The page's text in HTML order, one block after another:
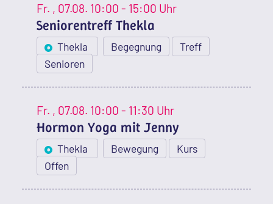
Fr. , 07.08. 10:00 - 15:00 Uhr
Seniorentreff Thekla
Thekla Begegnung
Treff
Senioren
Fr. , 07.08. 10:00 - 11:30 Uhr
Hormon Yoga mit Jenny
Thekla Bewegung
Kurs
Offen